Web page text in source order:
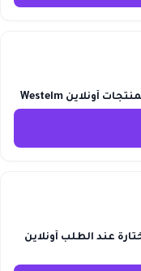
مختارة عند الطلب أونلاين